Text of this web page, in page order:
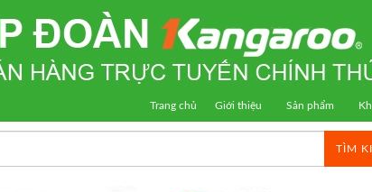
Trang chủ Giới thiệu Sản phẩm
TÌM